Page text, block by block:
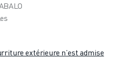
extérieure n’est admise